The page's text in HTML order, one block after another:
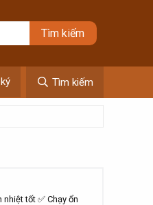
Tìm kiếm
nhiệt tốt ✅ Chạy ổn